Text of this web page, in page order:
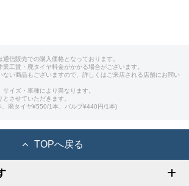
通信販売での購入価格となっております。
業工賃・廃タイヤ料金がかかる場合がございます。
ない商品もございますので、詳しくはご来店される店舗にお問い
サイズ・車種により異なります。
させていただきます。
廃タイヤ¥550/1本、バルブ¥440円/1本)
TOPへ戻る